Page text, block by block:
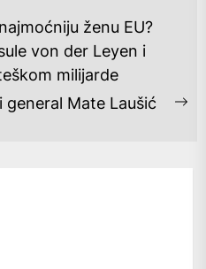
ženu EU?
von der Leyen i
milijarde
Mate Laušić